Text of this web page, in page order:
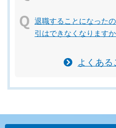
退職することになった
引はできなくなりますか
よくある